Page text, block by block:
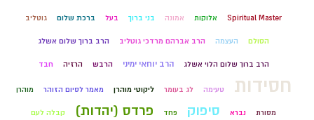
Spiritual Master אלוקות אמונה בני ברוך בעל ברכת שלום גוטליב
הסולם העצמה הרב אברהם מרדכי גוטליב הרב ברוך שלום אשלג
הרב ברוך שלום הלוי אשלג הרב יוחאי ימיני הרבש הרזיה חבד
חסידות טעימה לג בעומר ליקוטי מוהרן מאמר לסיום הזוהר מוהרן
מסורת נברא סיפוק פחד פרדס (יהדות) קבלה לעם